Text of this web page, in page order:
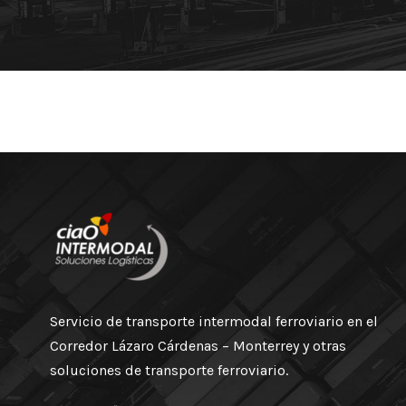
Servicio de transporte intermodal ferroviario en el
Corredor Lázaro Cárdenas – Monterrey y otras
soluciones de transporte ferroviario.